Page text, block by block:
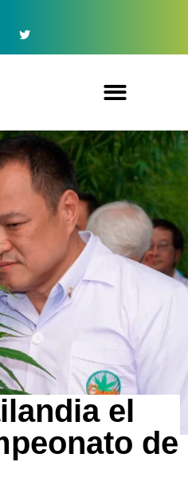
el
de